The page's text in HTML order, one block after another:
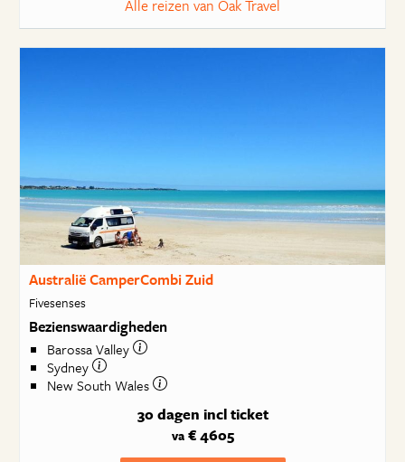
Alle reizen van Oak Travel
Australië CamperCombi Zuid
Fivesenses
Bezienswaardigheden
Barossa Valley
Sydney
New South Wales
30 dagen incl ticket
va€ 4605